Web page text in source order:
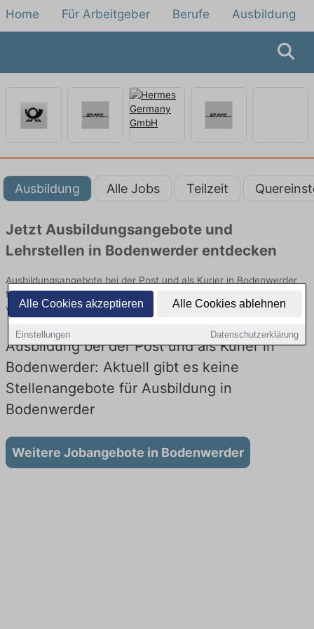
Alle Cookies akzeptieren Alle Cookies ablehnen
Einstellungen Datenschutzerklärung
Home Für Arbeitgeber Berufe Ausbildung
Ausbildung Alle Jobs Teilzeit
Jetzt Ausbildungsangebote und
Lehrstellen in Bodenwerder entdecken
Ausbildungsangebote bei der Post und als Kurier in Bodenwerder
finden Sie von namhaften Firmen. Entdecken Sie freie Optionen
von Top-Arbeitgebern und bewerben Sie sich noch heute.
Ausbildung bei der Post und als Kurier in
Bodenwerder: Aktuell gibt es keine
Stellenangebote für Ausbildung in
Bodenwerder
Weitere Jobangebote in Bodenwerder